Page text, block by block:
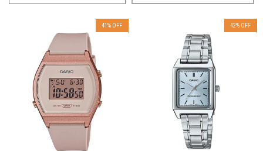
41 % OFF 42% OFF